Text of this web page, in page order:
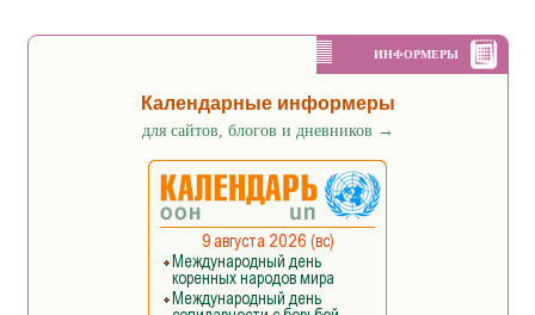
ИНФОРМЕРЫ
Календарные информеры
для сайтов, блогов и дневников →